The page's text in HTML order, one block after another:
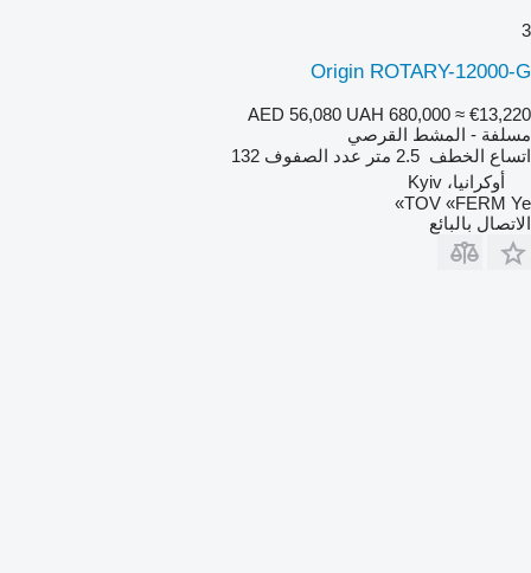
3
Origin ROTARY-12000-G
AED 56,080 UAH 680,000 ≈ €13,220
مسلفة - المشط القرصي
اتساع الخطف 2.5 متر عدد الصفوف 132
أوكرانيا، Kyiv
TOV «FERM Ye»
الاتصال بالبائع